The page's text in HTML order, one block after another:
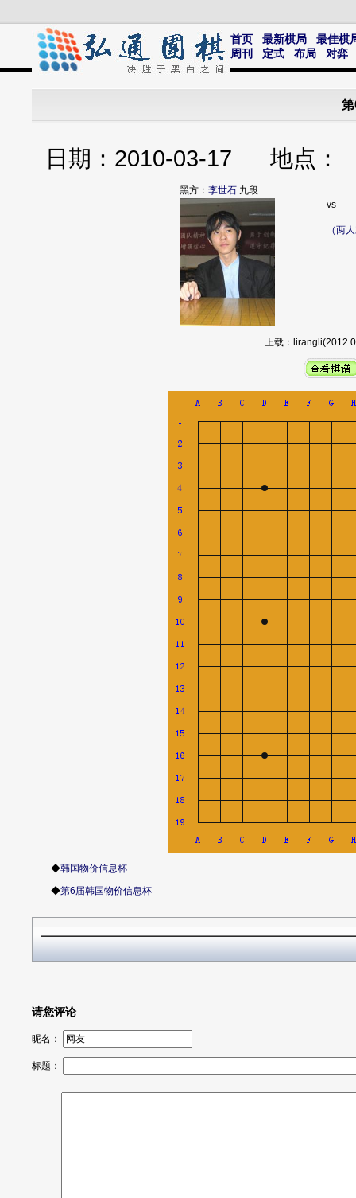
首页 最新棋局
最佳棋
周刊
定式 布局 对弈
日期：2010-03-17 地点
黑方： 李世石 九段
vs
（两
上载：
◆韩国物价信息杯
◆第6届韩国物价信息杯
请您评论
昵名：
标题：